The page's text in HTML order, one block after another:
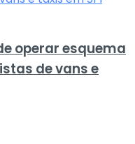
operar esquema
de vans e